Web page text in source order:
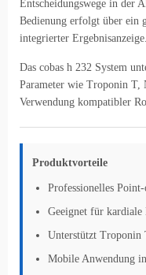
Entscheidungswege in der
Bedienung erfolgt über ein
integrierter Ergebnisanzeige.
Das cobas h 232 System
Parameter wie Troponin
Verwendung kompatibler
Produktvorteile
Professionelles
Geeignet für kardiale
Unterstützt
Mobile Anwendung